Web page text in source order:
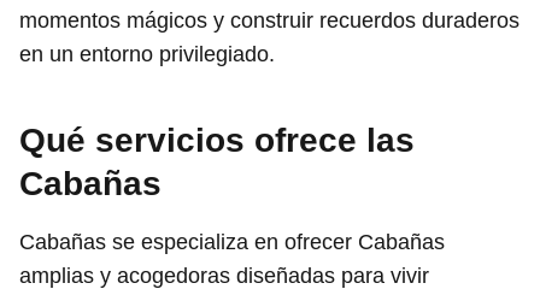
momentos mágicos y construir recuerdos duraderos
en un entorno privilegiado.
Qué servicios ofrece las
Cabañas
Cabañas se especializa en ofrecer Cabañas
amplias y acogedoras diseñadas para vivir